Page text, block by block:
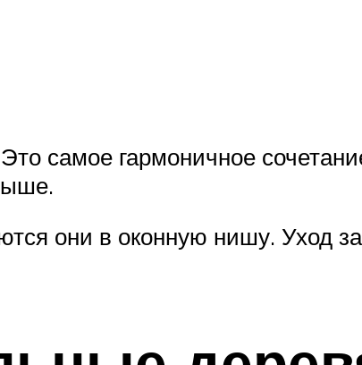
самое гармоничное
они в оконную нишу. Уход